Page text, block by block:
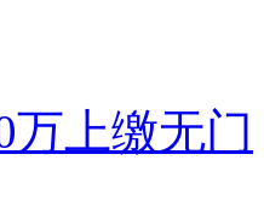
万上缴无门